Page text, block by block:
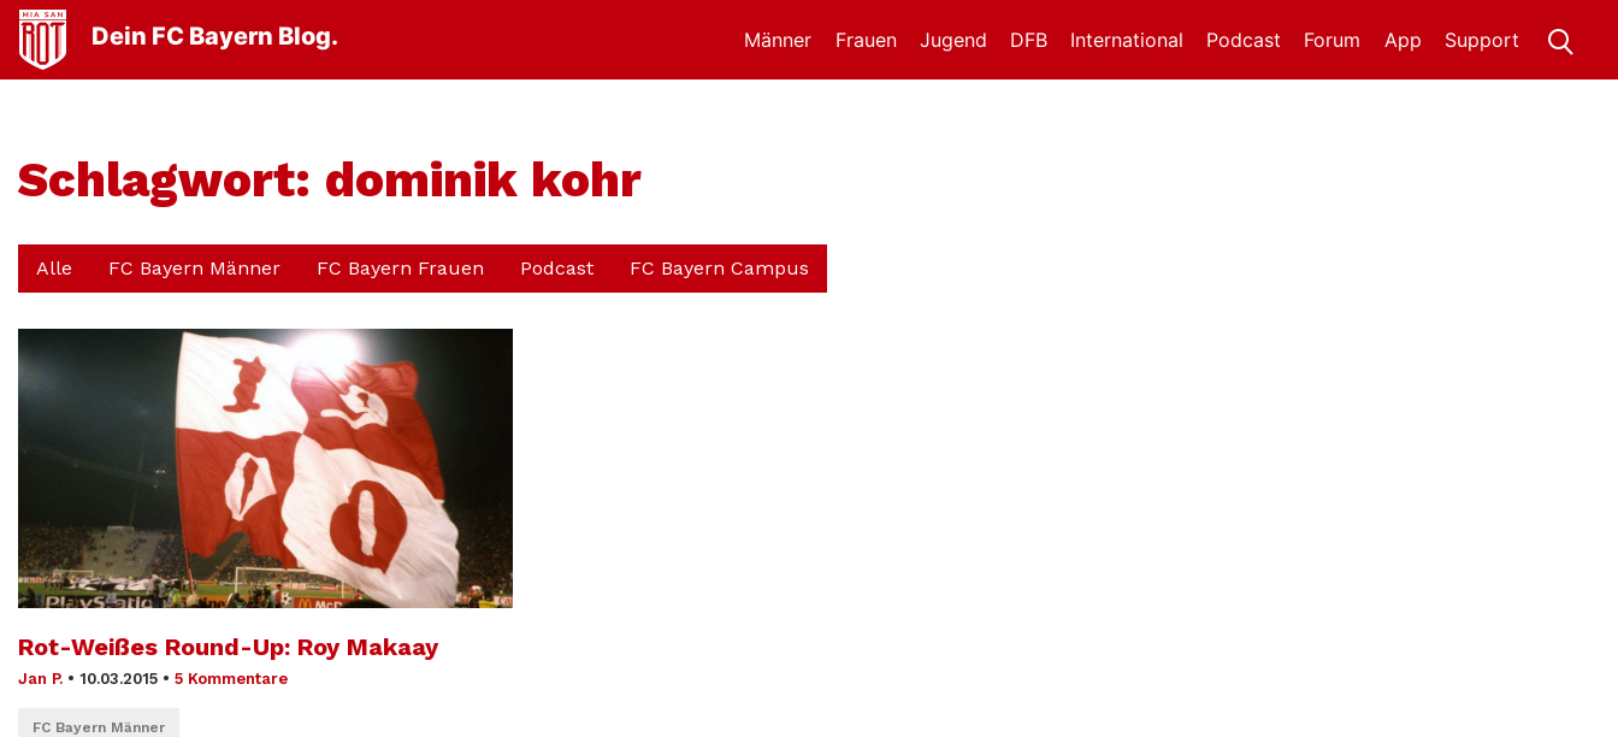
Dein FC Bayern Blog. Männer Frauen Jugend DFB International Support
App
Forum
Podcast
Schlagwort: dominik kohr
Alle FC Bayern Männer FC Bayern Frauen Podcast FC Bayern Campus
Rot-Weißes Round-Up: Roy Makaay
Jan P. • 10.03.2015 • 5 Kommentare
FC Bayern Männer